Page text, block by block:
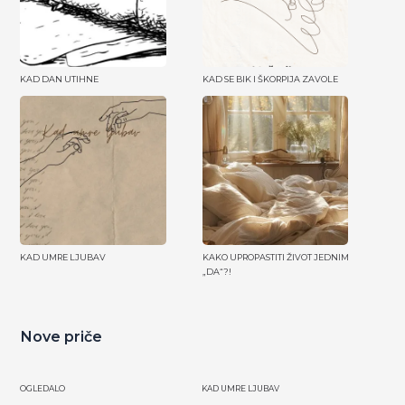
KAD DAN UTIHNE KAD SE BIK I ŠKORPIJA ZAVOLE
KAD UMRE LJUBAV
KAKO UPROPASTITI ŽIVOT JEDNIM
„DA“?!
Nove priče
OGLEDALO KAD UMRE LJUBAV